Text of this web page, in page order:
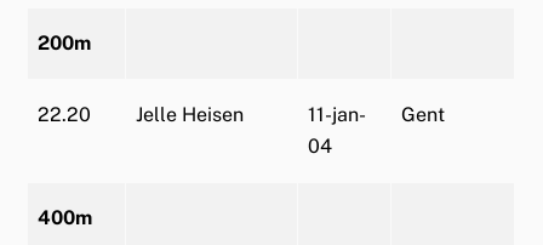
200m
22.20 Jelle Heisen
11-jan-
04
Gent
400m